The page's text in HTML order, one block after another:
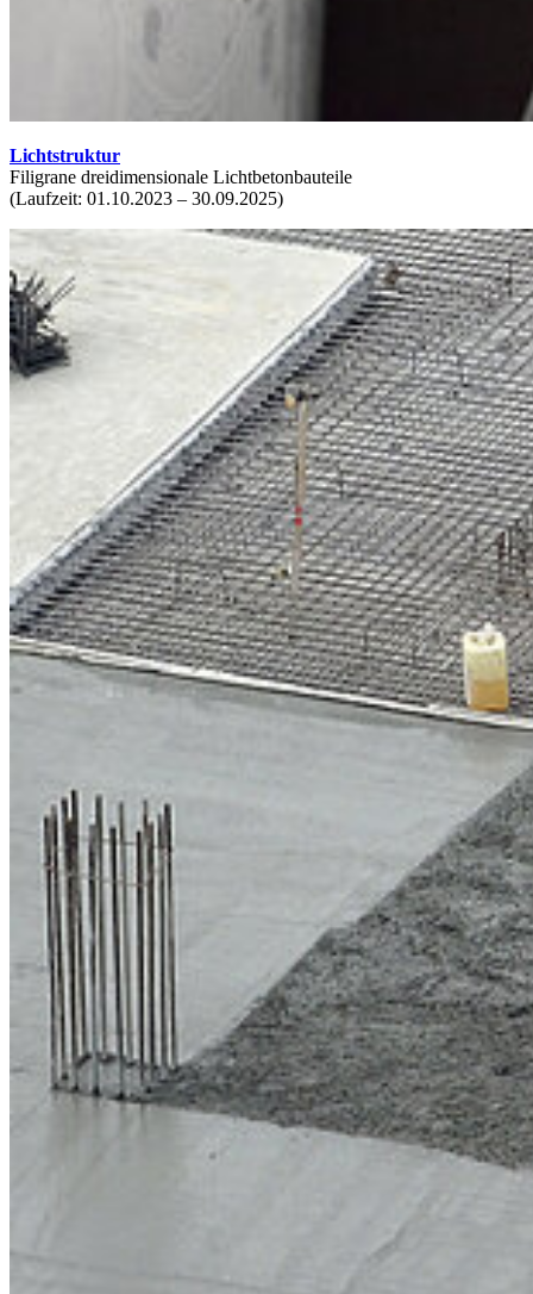
Lichtstruktur
Filigrane dreidimensionale Lichtbetonbauteile
(Laufzeit: 01.10.2023 – 30.09.2025)